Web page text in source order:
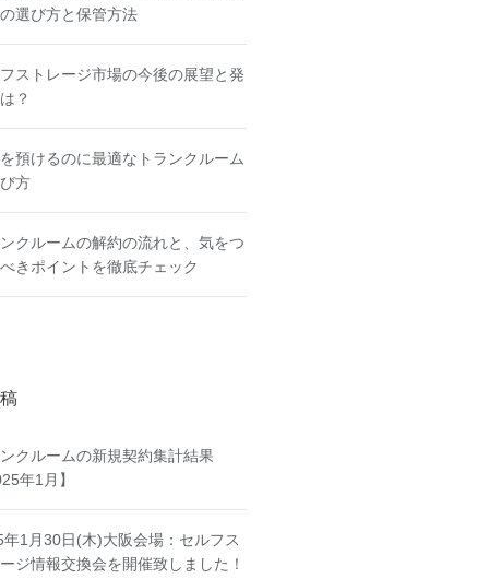
選び方と保管方法
ストレージ市場の今後の展望と発
？
預けるのに最適なトランクルーム
方
ンクルームの解約の流れと、気をつ
きポイントを徹底チェック
ンクルームの新規契約集計結果
年1月】
年1月30日(木)大阪会場：セルフス
ージ情報交換会を開催致しました！